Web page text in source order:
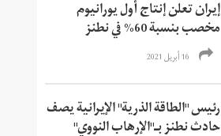
إيران تعلن إنتاج أول يورانيوم
مخصب بنسبة 60% في نطنز
16 أبريل 2021
رئيس "الطاقة الذرية" الإيرانية يصف
حادث نطنز بـ"الإرهاب النووي"